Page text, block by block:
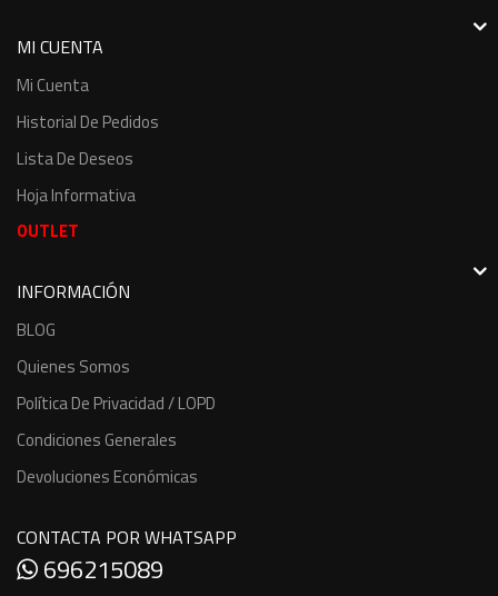
MI CUENTA
Mi Cuenta
Historial De Pedidos
Lista De Deseos
Hoja Informativa
OUTLET
INFORMACIÓN
BLOG
Quienes Somos
Política De Privacidad / LOPD
Condiciones Generales
Devoluciones Económicas
CONTACTA POR WHATSAPP
696215089